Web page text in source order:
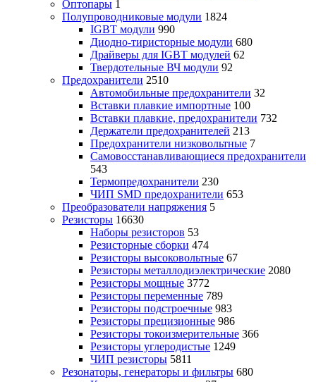
Оптопары 1
Полупроводниковые модули 1824
IGBT модули 990
Диодно-тиристорные модули 680
Драйверы для IGBT модулей 62
Твердотельные ВЧ модули 92
Предохранители 2510
Автомобильные предохранители 32
Вставки плавкие импортные 100
Вставки плавкие, предохранители 732
Держатели предохранителей 213
Предохранители низковольтные 7
Самовосстанавливающиеся предохранители
543
Термопредохранители 230
ЧИП SMD предохранители 653
Преобразователи напряжения 5
Резисторы 16630
Наборы резисторов 53
Резисторные сборки 474
Резисторы высоковольтные 67
Резисторы металлодиэлектрические 2080
Резисторы мощные 3772
Резисторы переменные 789
Резисторы подстроечные 983
Резисторы прецизионные 986
Резисторы токоизмерительные 366
Резисторы углеродистые 1249
ЧИП резисторы 5811
Резонаторы, генераторы и фильтры 680